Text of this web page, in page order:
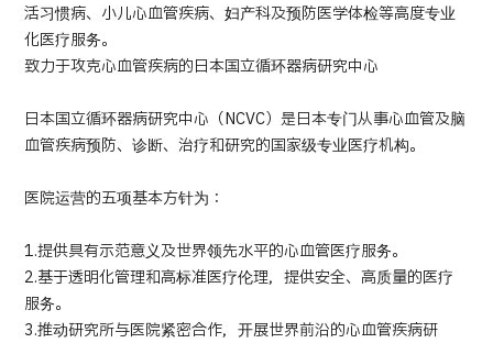
活习惯病、小儿心血管疾病、妇产科及预防医学体检等高度专业
化医疗服务。
致力于攻克心血管疾病的日本国立循环器病研究中心
日本国立循环器病研究中心（NCVC）是日本专门从事心血管及脑
血管疾病预防、诊断、治疗和研究的国家级专业医疗机构。
医院运营的五项基本方针为：
1.提供具有示范意义及世界领先水平的心血管医疗服务。
2.基于透明化管理和高标准医疗伦理，提供安全、高质量的医疗
服务。
3.推动研究所与医院紧密合作，开展世界前沿的心血管疾病研